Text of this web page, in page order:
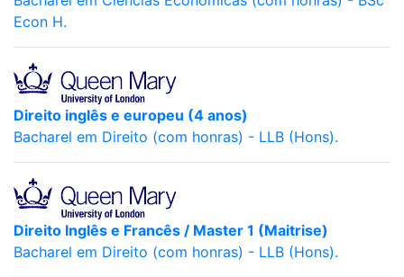
Econ H.
Direito inglês e europeu (4 anos)
Bacharel em Direito (com honras) - LLB (Hons).
Direito Inglês e Francês / Master 1 (Maitrise)
Bacharel em Direito (com honras) - LLB (Hons).